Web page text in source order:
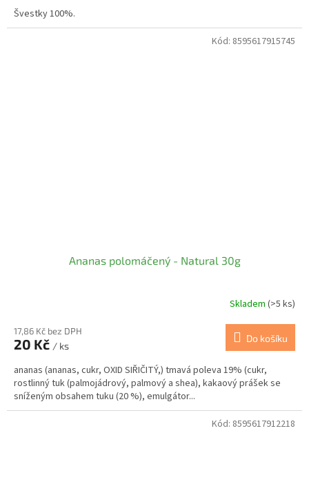
Švestky 100%.
Ananas polomáčený - Natural 30g
Skladem (>5 ks)
17,86 Kč bez DPH
20 Kč / ks
Do košíku
ananas (ananas, cukr, OXID SIŘIČITÝ,) tmavá poleva 19% (cukr,
rostlinný tuk (palmojádrový, palmový a shea), kakaový prášek se
sníženým obsahem tuku (20 %), emulgátor...
Kód: 8595617915745
Kód: 8595617912218